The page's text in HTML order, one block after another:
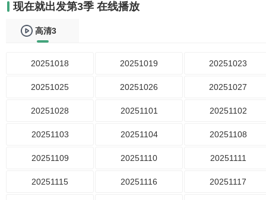
现在就出发第3季 在线播放
高清3
20251018 20251019 20251023
20251025 20251026 20251027
20251028 20251101 20251102
20251103 20251104 20251108
20251109 20251110 20251111
20251115 20251116 20251117